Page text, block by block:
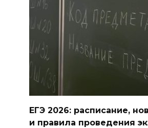
БОЛЬШЕ
ЕГЭ 2026: расписание,
и правила проведения